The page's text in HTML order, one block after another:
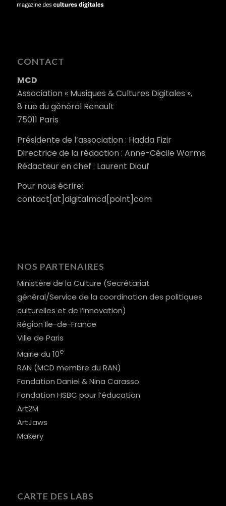
CONTACT
MCD
Association « Musiques & Cultures Digitales »,
8 rue du général Renault
75011 Paris
Présidente de l’association : Hadda Fizir
Directrice de la rédaction : Anne-Cécile Worms
Rédacteur en chef : Laurent Diouf
Pour nous écrire:
contact[at]digitalmcd[point]com
NOS PARTENAIRES
Ministère de la Culture (Secrétariat
général/Service de la coordination des politiques
culturelles et de l’innovation)
Région Ile-de-France
Ville de Paris
Mairie du 10e
RAN (MCD membre du RAN)
Fondation Daniel & Nina Carasso
Fondation HSBC pour l’éducation
Art2M
ArtJaws
Makery
CARTE DES LABS